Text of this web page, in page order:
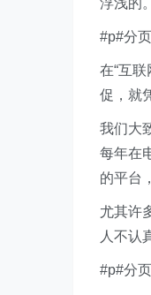
浮浅的。
#p#分
在“互
促，就
我们大
每年在
的平台
尤其许
人不认
#p#分